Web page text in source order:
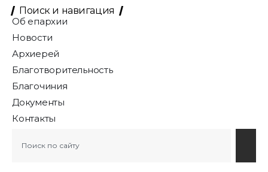
Поиск и навигация
Об епархии
Новости
Архиерей
Благотворительность
Благочиния
Документы
Контакты